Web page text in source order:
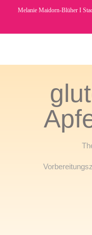
Melanie Maidorn-Blüher I